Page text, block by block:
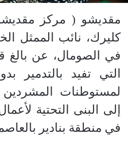
مقديشو ( مركز
كليرك، نائب الممثل
في الصومال، عن بالغ
التي تفيد بالتدمير
لمستوطنات المشردين
إلى البنى التحتية
في منطقة بنادير